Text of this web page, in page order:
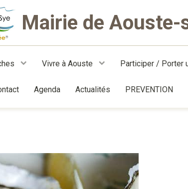
Mairie de Aouste-
Vivre à Aouste Participer / Porter
Agenda Actualités PREVENTION